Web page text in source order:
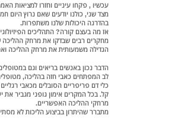
עכשיו , פקחו עיניים וחזרו למציאות
מצד שני, כולנו יודעים שאם נרוץ
בהדרגה היכולות שלנו משתפרות.
אז מה בעצם קורה? התהליכים
הגדילה משמעותית את מרחק ההליכה
הדבר נכון באנשים בריאים וגם
לב המפתחים כאבי חזה בהליכה,
כלי דם פריפריים הסובלים מכאבי
קל. בכל המקרים אימון גופני מגביר את
מרחקי ההליכה האפשריים.
מתברר שהיתרון בביצוע הליכות לא